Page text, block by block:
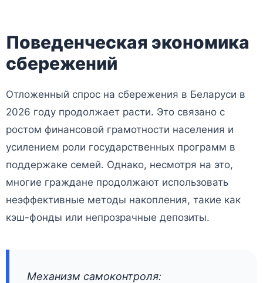
Поведенческая экономика
сбережений
Отложенный спрос на сбережения в Беларуси в
2026 году продолжает расти. Это связано с
ростом финансовой грамотности населения и
усилением роли государственных программ в
поддержаке семей. Однако, несмотря на это,
многие граждане продолжают использовать
неэффективные методы накопления, такие как
кэш-фонды или непрозрачные депозиты.
Механизм самоконтроля: